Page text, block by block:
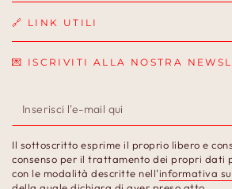
🔗 LINK UTILI
💌 ISCRIVITI ALLA NOSTRA
Inserisci
l'e-
mail
qui
Il sottoscritto esprime il proprio libero e
consenso per il trattamento dei propri dati
con le modalità descritte nell'informativa